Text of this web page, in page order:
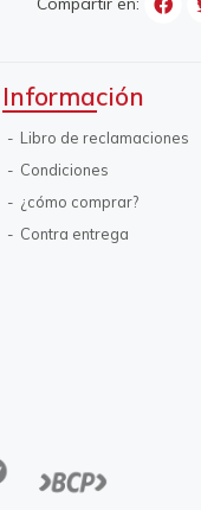
Información
Libro de reclamaciones
Condiciones
¿cómo comprar?
Contra entrega